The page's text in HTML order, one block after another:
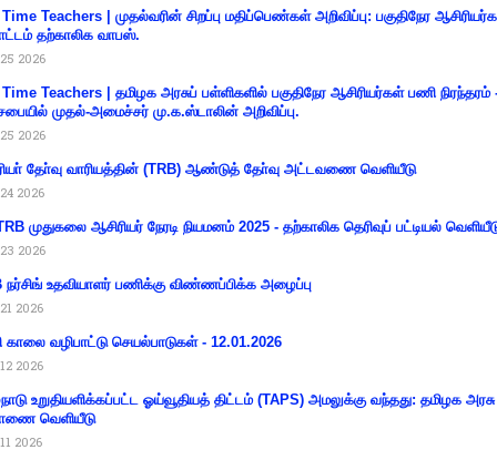
Teachers | முதல்வரின் சிறப்பு மதிப்பெண்கள் அறிவிப்பு: பகுதிநேர
தற்காலிக வாபஸ்.
2026
Teachers | தமிழக அரசுப் பள்ளிகளில் பகுதிநேர ஆசிரியர்கள் பணி நிரந்தரம்
முதல்-அமைச்சர் மு.க.ஸ்டாலின் அறிவிப்பு.
2026
தோ்வு வாரியத்தின் (TRB) ஆண்டுத் தோ்வு அட்டவணை வெளியீடு
2026
முதுகலை ஆசிரியர் நேரடி நியமனம் 2025 - தற்காலிக தெரிவுப் பட்டியல்
2026
நர்சிங் உதவியாளர் பணிக்கு விண்ணப்பிக்க அழைப்பு
2026
காலை வழிபாட்டு செயல்பாடுகள் - 12.01.2026
2026
உறுதியளிக்கப்பட்ட ஓய்வூதியத் திட்டம் (TAPS) அமலுக்கு வந்தது: தமிழக அரசு
வெளியீடு
2026